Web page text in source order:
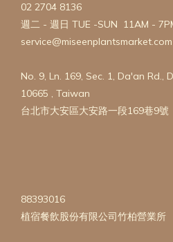
02 2704 8136
週二 - 週日 TUE -SUN 11AM -
service@miseenplantsmarket.com
No. 9, Ln. 169, Sec. 1, Da'an Rd.,
10665 , Taiwan
台北市大安區大安路一段169巷9號
88393016
植宿餐飲股份有限公司竹柏營業所